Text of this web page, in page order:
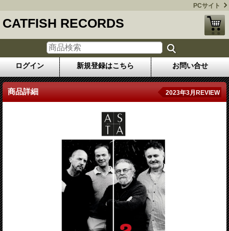
PCサイト
CATFISH RECORDS
ログイン 新規登録はこちら お問い合せ
商品詳細 2023年3月REVIEW